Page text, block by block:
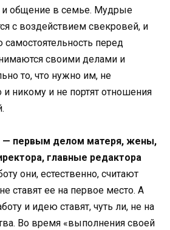
и общение в семье. Мудрые
с воздействием свекровей, и
перед
своими делами и
то, что нужно им, не
никому и не портят отношения
первым делом матеря, жены,
главные редактора
они, естественно, считают
ставят ее на первое место. А
и идею ставят, чуть ли, не на
Во время «выполнения своей